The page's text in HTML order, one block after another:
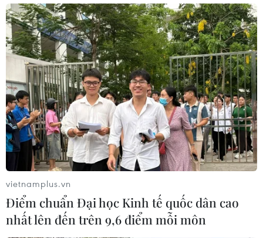
vietnamplus.vn
Điểm chuẩn Đại học Kinh tế quốc dân cao
nhất lên đến trên 9,6 điểm mỗi môn